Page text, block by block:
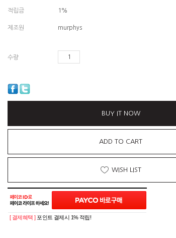
적립금 1%
제조원 murphys
수량
BUY IT NOW
ADD TO CART
WISH LIST
[ 결제혜택 ] 포인트 결제시 1% 적립!